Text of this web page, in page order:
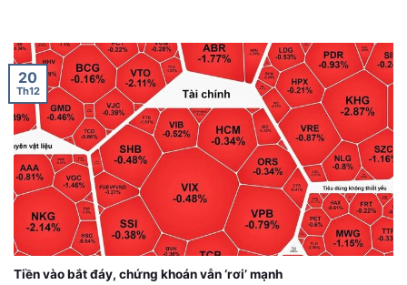
Tiền vào bắt đáy, chứng khoán vẫn ‘rơi’ mạnh
20
Th12